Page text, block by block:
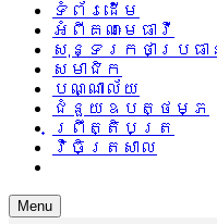
ទំព័រដើម
អំពីគណៈមេធាវី
សុន្ទរកថាប្រធាន
សមាជិក
បណ្ណាល័យ
ជំនួយឧបត្ថម្ភ
ព្រឹត្តិបត្រ
វិចិត្រសាល
Menu